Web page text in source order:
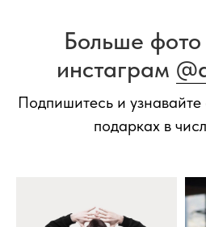
Больше
инстаграм
Подпишитесь и
подарках в